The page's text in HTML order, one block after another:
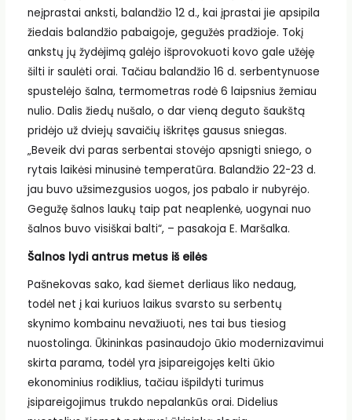
neįprastai anksti, balandžio 12 d., kai įprastai jie apsipila
žiedais balandžio pabaigoje, gegužės pradžioje. Tokį
ankstų jų žydėjimą galėjo išprovokuoti kovo gale užėję
šilti ir saulėti orai. Tačiau balandžio 16 d. serbentynuose
spustelėjo šalna, termometras rodė 6 laipsnius žemiau
nulio. Dalis žiedų nušalo, o dar vieną deguto šaukštą
pridėjo už dviejų savaičių iškritęs gausus sniegas.
„Beveik dvi paras serbentai stovėjo apsnigti sniego, o
rytais laikėsi minusinė temperatūra. Balandžio 22-23 d.
jau buvo užsimezgusios uogos, jos pabalo ir nubyrėjo.
Gegužę šalnos laukų taip pat neaplenkė, uogynai nuo
šalnos buvo visiškai balti“, – pasakoja E. Maršalka.
Šalnos lydi antrus metus iš eilės
Pašnekovas sako, kad šiemet derliaus liko nedaug,
todėl net į kai kuriuos laikus svarsto su serbentų
skynimo kombainu nevažiuoti, nes tai bus tiesiog
nuostolinga. Ūkininkas pasinaudojo ūkio modernizavimui
skirta parama, todėl yra įsipareigojęs kelti ūkio
ekonominius rodiklius, tačiau išpildyti turimus
įsipareigojimus trukdo nepalankūs orai. Didelius